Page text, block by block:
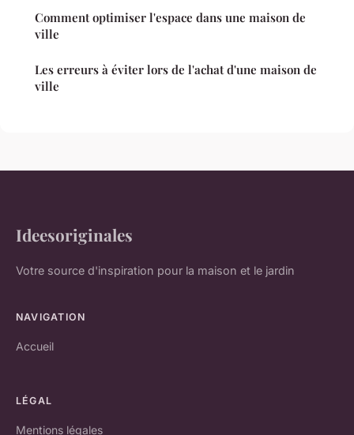
Comment optimiser l'espace dans une maison de
ville
Les erreurs à éviter lors de l'achat d'une maison de
ville
Ideesoriginales
Votre source d'inspiration pour la maison et le jardin
NAVIGATION
Accueil
LÉGAL
Mentions légales